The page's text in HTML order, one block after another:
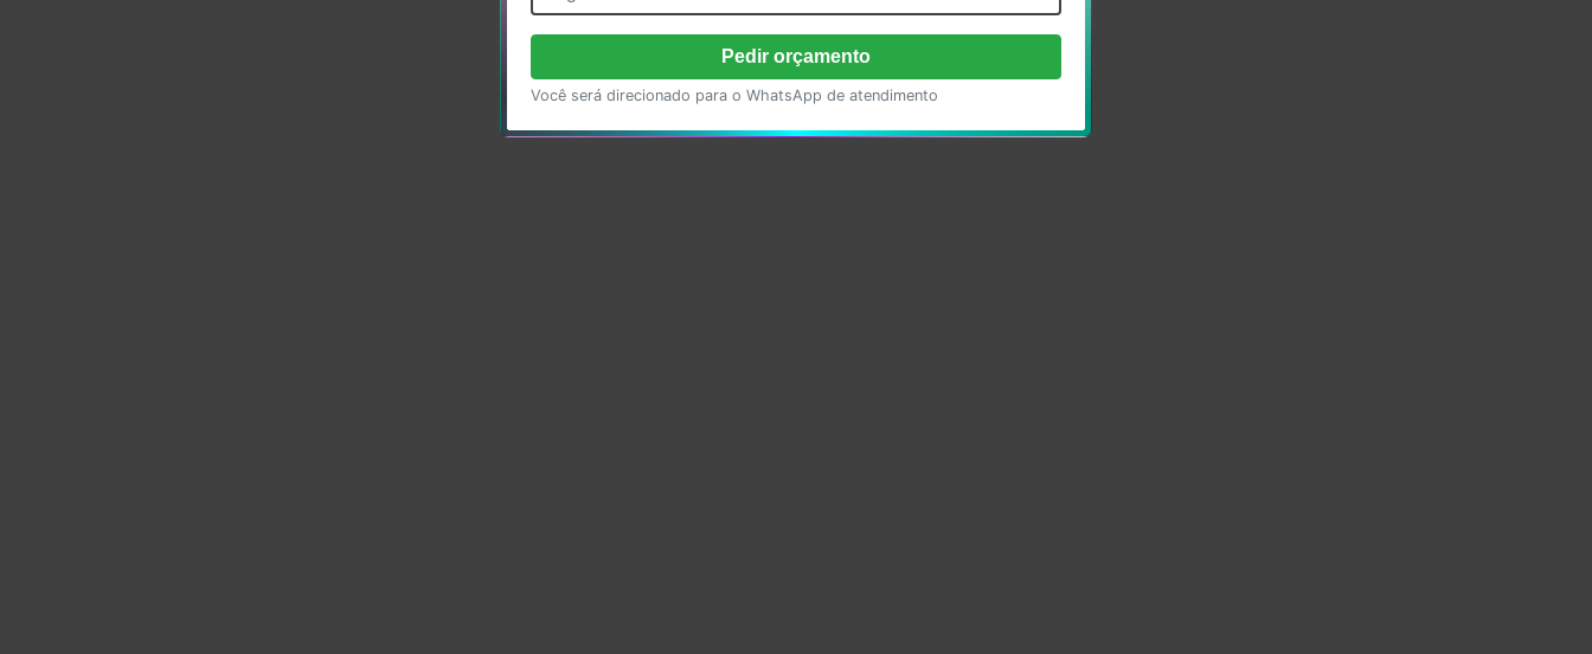
Pedir orçamento
Você será direcionado para o WhatsApp de atendimento